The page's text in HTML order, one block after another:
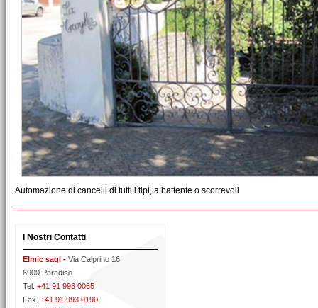
Automazione di cancelli di tutti i tipi, a battente o scorrevoli
I Nostri Contatti
Elmic sagl - Via Calprino 16
6900 Paradiso
Tel. +41 91 993 0065
Fax. +41 91 993 0190